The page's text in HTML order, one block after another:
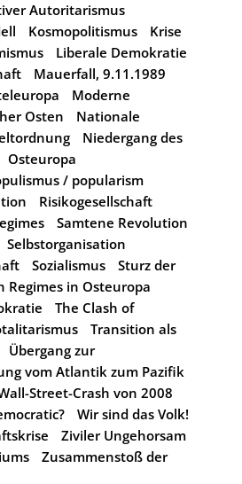
Autoritarismus
Kosmopolitismus
Krise
Liberale Demokratie
Mauerfall, 9.11.1989
Moderne
Osten
Nationale
Niedergang des
Osteuropa
/ popularism
Risikogesellschaft
Samtene Revolution
Selbstorganisation
Sozialismus
Sturz der
Regimes in Osteuropa
The Clash of
Transition als
Übergang zur
vom Atlantik zum Pazifik
Street-Crash von 2008
Wir sind das Volk!
Ziviler Ungehorsam
Zusammenstoß der